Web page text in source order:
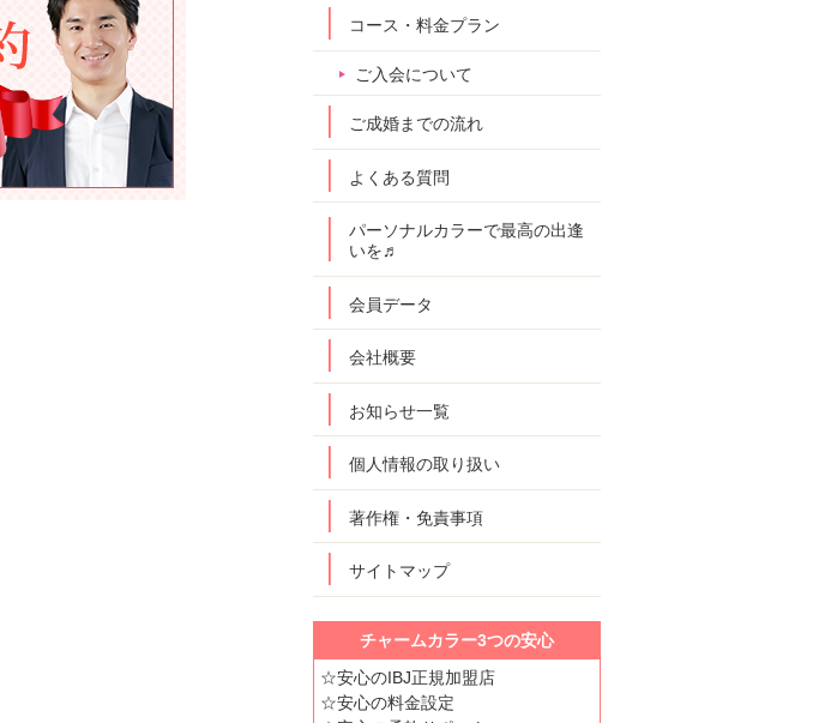
コース・料金プラン
ご入会について
ご成婚までの流れ
よくある質問
パーソナルカラーで最高の出逢
いを♬
会員データ
会社概要
お知らせ一覧
個人情報の取り扱い
著作権・免責事項
サイトマップ
チャームカラー3つの安心
☆安心のIBJ正規加盟店
☆安心の料金設定